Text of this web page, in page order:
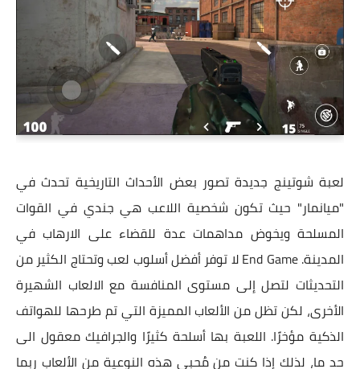
لعبة شوتينج جديدة تصور بعض الأحداث التاريخية تحدث في
"ميانمار" حيث تكون شخصية اللاعب هي جندي في القوات
المسلحة ويخوض مداهمات عدة للقضاء على الارهاب في
المدينة. End Game لا توفر أفضل أسلوب لعب وتحتاج الكثير من
التحديثات لتصل إلى مستوى المنافسة مع الالعاب الشهيرة
الأخرى، لكن تظل من الألعاب المميزة التي تم طرحها للهواتف
الذكية مؤخرًا. اللعبة بها أسلحة كثيرًا والجرافيك معقول الى
حد ما، لذلك إذا كنت من مُحبي هذه النوعية من الألعاب ربما